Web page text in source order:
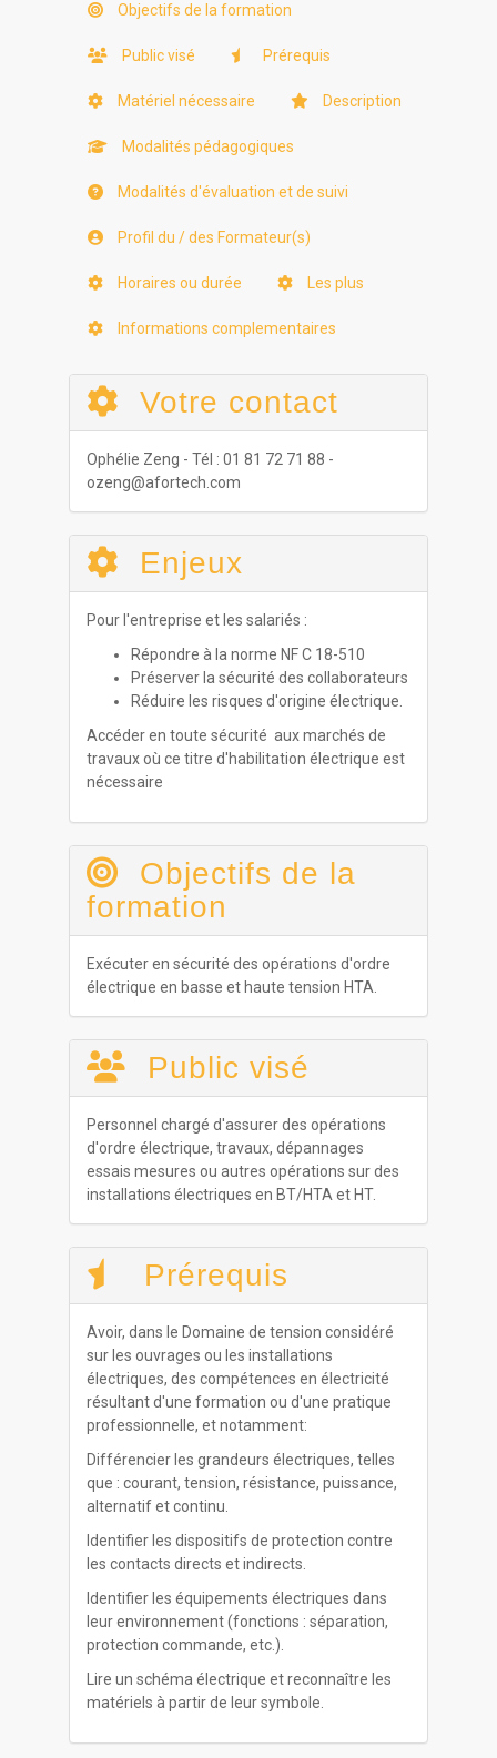
Objectifs de la formation
Public visé Prérequis
Matériel nécessaire Description
Modalités pédagogiques
Modalités d'évaluation et de suivi
Profil du / des Formateur(s)
Horaires ou durée Les plus
Informations complementaires
Votre contact
Ophélie Zeng - Tél : 01 81 72 71 88 -
ozeng@afortech.com
Enjeux
Pour l'entreprise et les salariés :
Répondre à la norme NF C 18-510
Préserver la sécurité des collaborateurs
Réduire les risques d'origine électrique.
Accéder en toute sécurité aux marchés de
travaux où ce titre d'habilitation électrique est
nécessaire
Objectifs de la
formation
Exécuter en sécurité des opérations d'ordre
électrique en basse et haute tension HTA.
Public visé
Personnel chargé d'assurer des opérations
d'ordre électrique, travaux, dépannages
essais mesures ou autres opérations sur des
installations électriques en BT/HTA et HT.
Prérequis
Avoir, dans le Domaine de tension considéré
sur les ouvrages ou les installations
électriques, des compétences en électricité
résultant d'une formation ou d'une pratique
professionnelle, et notamment:
Différencier les grandeurs électriques, telles
que : courant, tension, résistance, puissance,
alternatif et continu.
Identifier les dispositifs de protection contre
les contacts directs et indirects.
Identifier les équipements électriques dans
leur environnement (fonctions : séparation,
protection commande, etc.).
Lire un schéma électrique et reconnaître les
matériels à partir de leur symbole.